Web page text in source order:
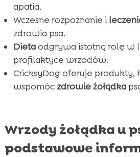
 Wpływ stresu na zdrowie
 Najlepsze produkty
problemami żołądkowymi
Jak zapewnić zdrowe życie
 Wniosek
 FAQ
apatia.
Wczesne rozpoznanie i
zdrowia psa.
Dietaodgrywa istotną rolę w
profilaktyce wrzodów.
CricksyDog oferuje produkty,
wspomóc zdrowie żołądka
Wrzody żołądka u
podstawowe